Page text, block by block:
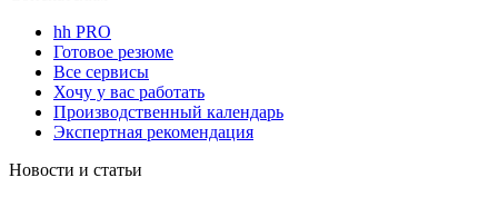
hh PRO
Готовое резюме
Все сервисы
Хочу у вас работать
Производственный календарь
Экспертная рекомендация
Новости и статьи